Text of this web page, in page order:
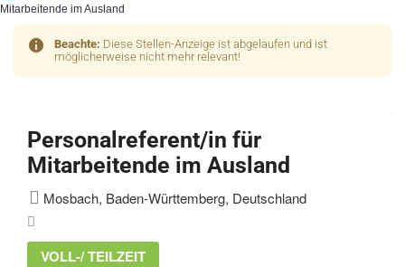
Mitarbeitende im Ausland
Beachte: Diese Stellen-Anzeige ist abgelaufen und ist
möglicherweise nicht mehr relevant!
Personalreferent/in für
Mitarbeitende im Ausland
Mosbach, Baden-Württemberg, Deutschland
VOLL-/ TEILZEIT